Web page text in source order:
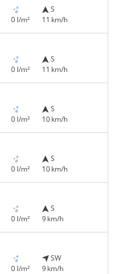
0 l/m²
S
11 km/h
0 l/m²
S
11 km/h
0 l/m²
S
10 km/h
0 l/m²
S
10 km/h
0 l/m²
S
9 km/h
0 l/m²
SW
9 km/h